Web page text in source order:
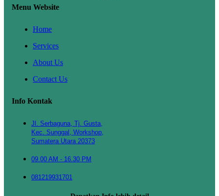
Menu Website
Home
Services
About Us
Contact Us
Info Kontak
Jl. Serbaguna, Tj. Gusta,
Kec. Sunggal, Workshop,
Sumatera Utara 20373
09.00 AM - 16.30 PM
081219931701